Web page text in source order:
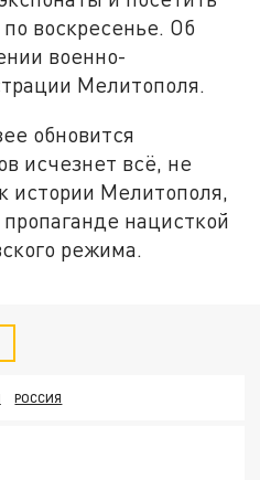
воскресенье. Об
военно-
Мелитополя.
обновится
исчезнет всё, не
Мелитополя,
нацисткой
режима.
РОССИЯ